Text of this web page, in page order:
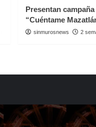
Presentan campaña
“Cuéntame
sinmurosnews 2